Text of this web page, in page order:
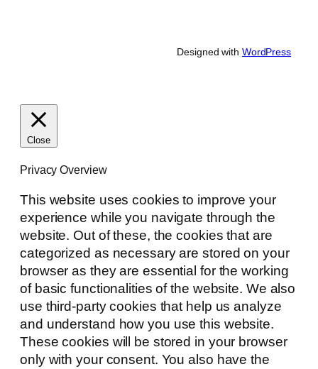
Designed with WordPress
Close
Privacy Overview
This website uses cookies to improve your
experience while you navigate through the
website. Out of these, the cookies that are
categorized as necessary are stored on your
browser as they are essential for the working
of basic functionalities of the website. We also
use third-party cookies that help us analyze
and understand how you use this website.
These cookies will be stored in your browser
only with your consent. You also have the